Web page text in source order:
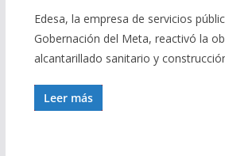
Edesa, la empresa de servicios
Gobernación del Meta, reactivó la
alcantarillado sanitario y
Leer más